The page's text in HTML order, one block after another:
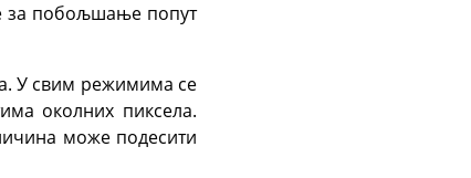
за побољшање попут
У свим режимима се
околних пиксела.
може подесити